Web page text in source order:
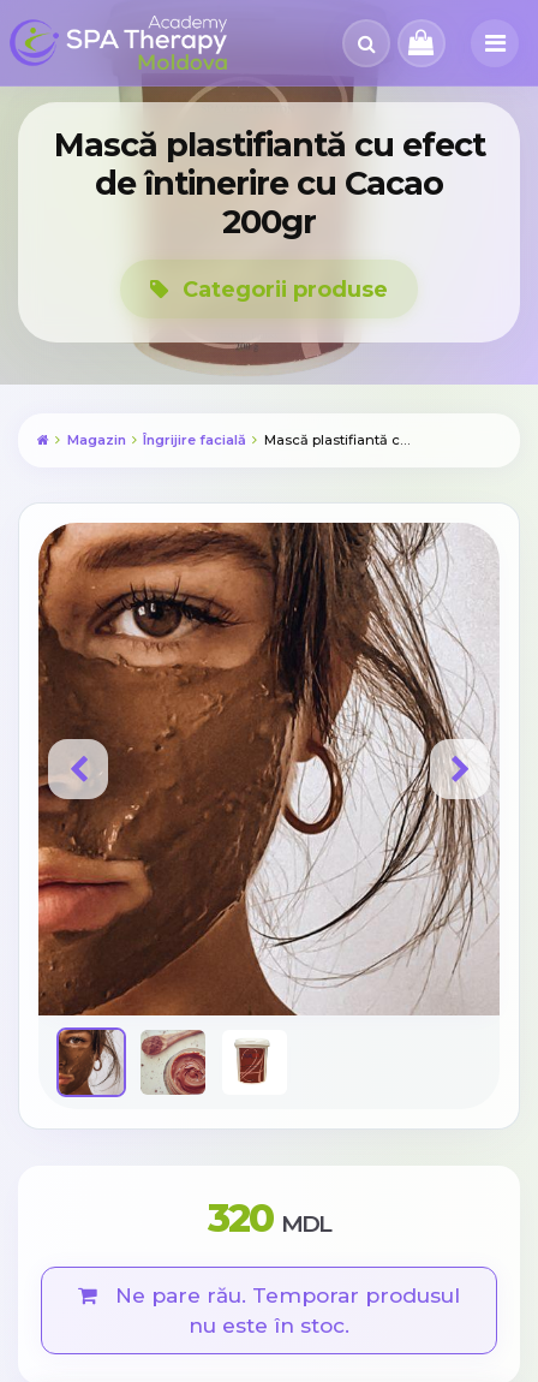
Mască plastifiantă cu efect
de întinerire cu Cacao
200gr
Categorii produse
Magazin Îngrijire facială Mască plastifiantă cu efect de întinerire cu Cacao 200gr
320 MDL
Ne pare rău. Temporar produsul
nu este în stoc.